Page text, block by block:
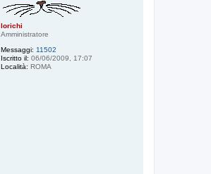
lorichi
Amministratore
Messaggi: 11502
Iscritto il: 06/06/2009, 17:07
Località: ROMA